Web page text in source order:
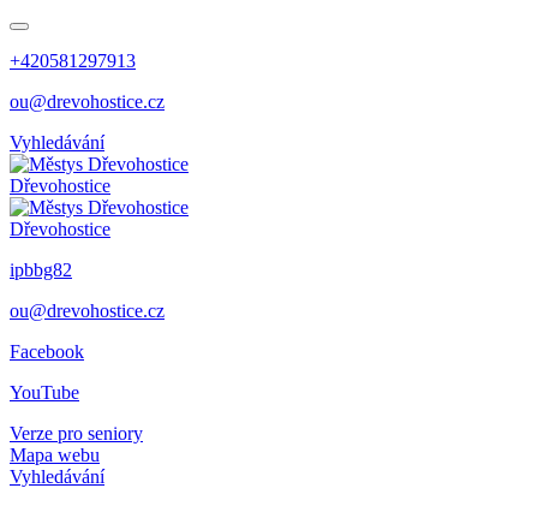
+420581297913
ou@drevohostice.cz
Vyhledávání
Dřevohostice
Dřevohostice
ipbbg82
ou@drevohostice.cz
Facebook
YouTube
Verze pro seniory
Mapa webu
Vyhledávání